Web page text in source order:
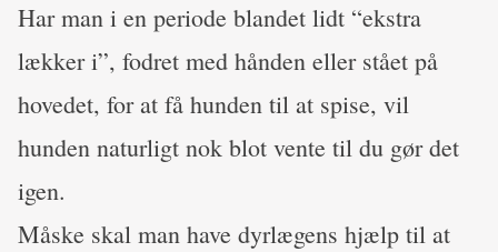
Har man i en periode blandet lidt “ekstra
lækker i”, fodret med hånden eller stået på
hovedet, for at få hunden til at spise, vil
hunden naturligt nok blot vente til du gør det
igen.
Måske skal man have dyrlægens hjælp til at